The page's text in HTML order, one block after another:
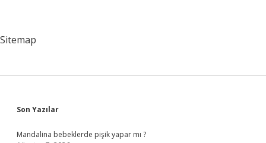
Sitemap
Sidebar
Son Yazılar
Mandalina bebeklerde pişik yapar mı ?